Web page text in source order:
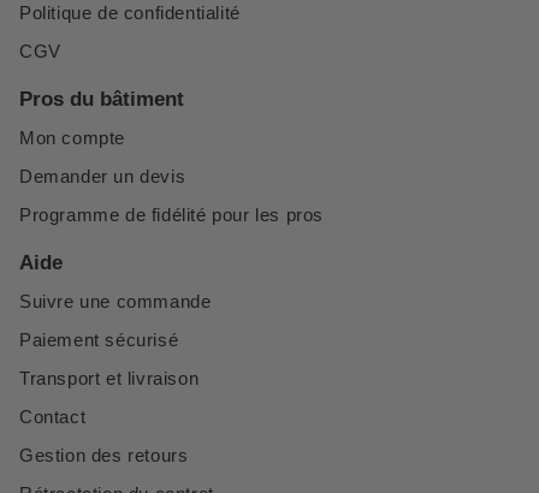
Politique de confidentialité
CGV
Pros du bâtiment
Mon compte
Demander un devis
Programme de fidélité pour les pros
Aide
Suivre une commande
Paiement sécurisé
Transport et livraison
Contact
Gestion des retours